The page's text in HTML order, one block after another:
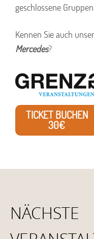
geschlossene
Kennen Sie auch
Mercedes?
TICKET BUCHEN
30€
NÄCHSTE